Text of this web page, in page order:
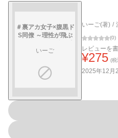
＃裏アカ女子×腹黒ド
S同僚 ～理性が飛ぶ
らに溺れる深イキ快
いーご
いーご(著) /
(0)
レビューを書
¥275 (税
2025年12月